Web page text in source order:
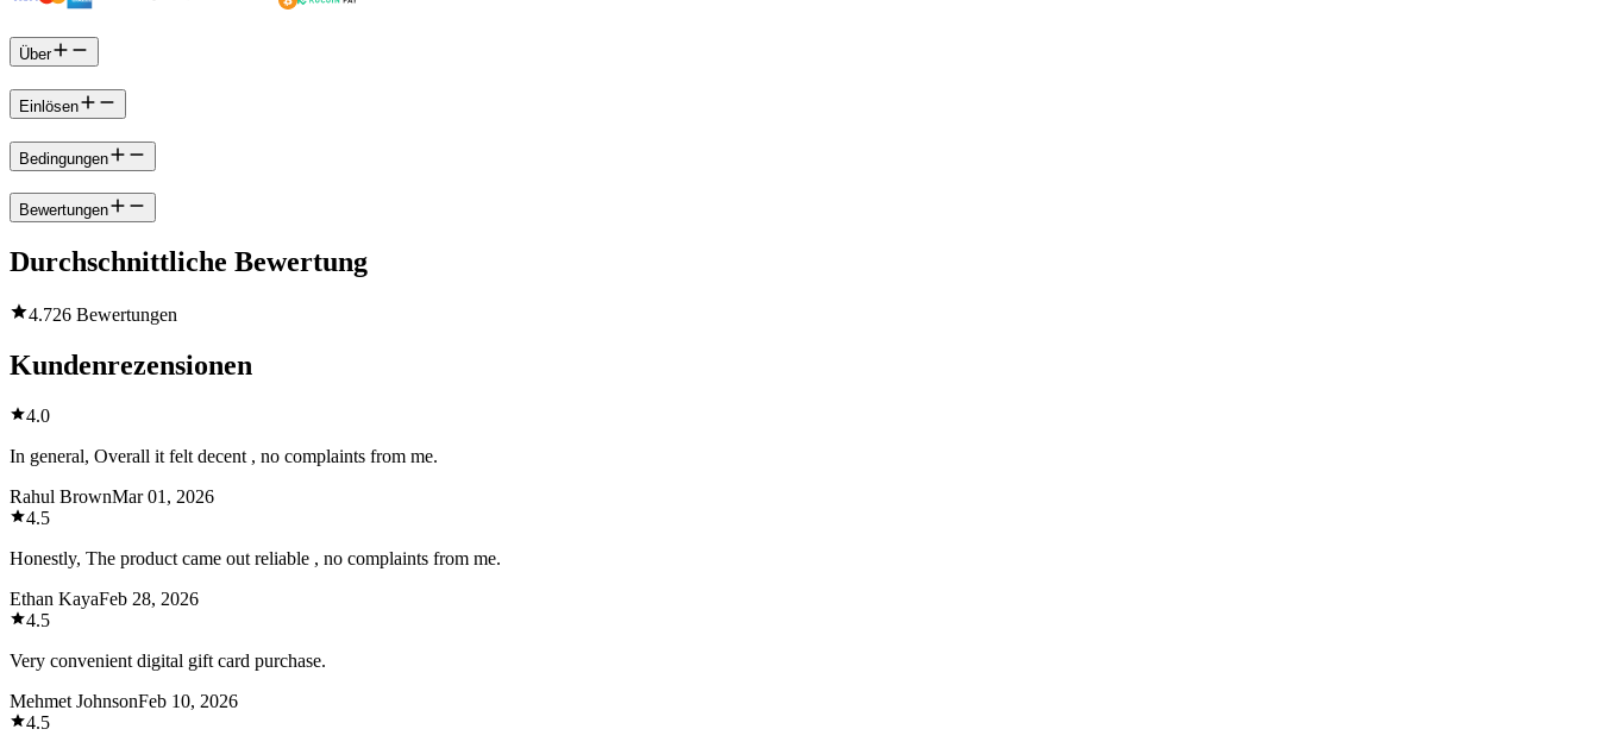
Über
Einlösen
Bedingungen
Bewertungen
Durchschnittliche Bewertung
4.726 Bewertungen
Kundenrezensionen
4.0
In general, Overall it felt decent , no complaints from me.
Rahul BrownMar 01, 2026
4.5
Honestly, The product came out reliable , no complaints from me.
Ethan KayaFeb 28, 2026
4.5
Very convenient digital gift card purchase.
Mehmet JohnsonFeb 10, 2026
4.5